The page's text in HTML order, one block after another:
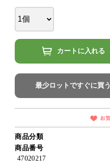
カートに入れる
最少ロットですぐに買う
商品分類
商品番号
47020217